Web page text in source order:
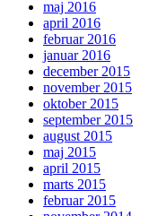
maj 2016
april 2016
februar 2016
januar 2016
december 2015
november 2015
oktober 2015
september 2015
august 2015
maj 2015
april 2015
marts 2015
februar 2015